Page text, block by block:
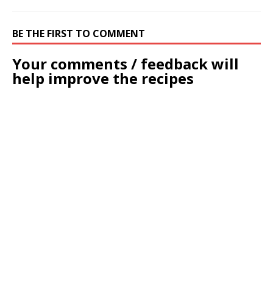
BE THE FIRST TO COMMENT
Your comments / feedback will
help improve the recipes